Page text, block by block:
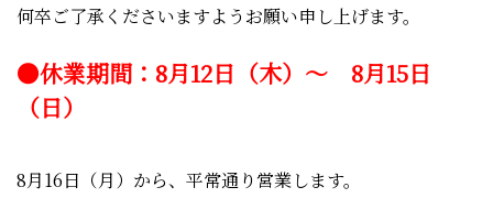
何卒ご了承くださいますようお願い申し上げます。
●休業期間：8月12日（木）～ 8月15日
（日）
8月16日（月）から、平常通り営業します。